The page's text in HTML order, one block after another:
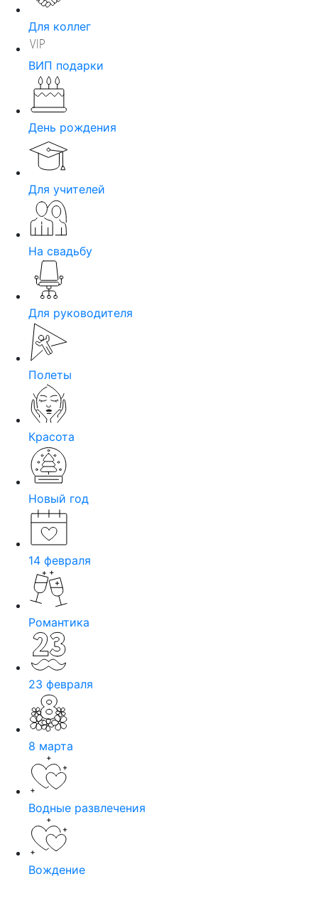
Для коллег
ВИП подарки
День рождения
Для учителей
На свадьбу
Для руководителя
Полеты
Красота
Новый год
14 февраля
Романтика
23 февраля
8 марта
Водные развлечения
Вождение